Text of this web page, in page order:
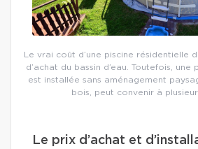
Le vrai coût d’une piscine résidentielle
d’achat du bassin d’eau. Toutefois,
est installée sans aménagement
bois, peut convenir à
Le prix d’achat et